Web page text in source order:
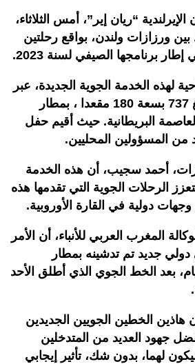
“ريان إير”، أمس الثلاثاء،
ورزازات ولندن، بواقع رحلتين
برنامجها الصيفي لسنة 2023.
لهذه الخدمة الجوية الجديدة، عبر
طائرة من طراز بوينغ 737 بسعة 180 مقعدا ، بمطار
البريطانية. حيث أقيم حفل
من المسؤولين المحليين.
أحمد سجيب، أن هذه الخدمة
الرحلات الجوية التي تقدمها هذه
دولية في القارة الأوروبية.
المغرب العربي للأنباء، أن الأمر
جديد تم تدشينه بمطار
بعد الخط الجوي الذي أطلق الأحد
الخطين الجويين الجديدين
جهود العديد من المتدخلين
لهما، بدون شك، تأثير إيجابي